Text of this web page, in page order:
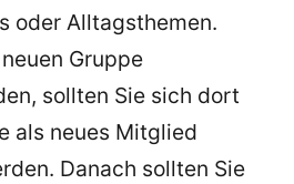
oder Alltagsthemen.
Gruppe
sollten Sie sich dort
als neues Mitglied
Danach sollten Sie